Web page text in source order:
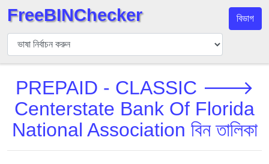
বিন
যাচাইকারী
অনুসন্ধান
বিন
সংখ্যা
বিন
এপিআই
FreeBINChecker বিভাগ
PREPAID - CLASSIC 🡒
Centerstate Bank Of Florida
National Association বিন তালিকা